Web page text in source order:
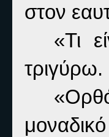
στον
«Τι
τριγύρω.